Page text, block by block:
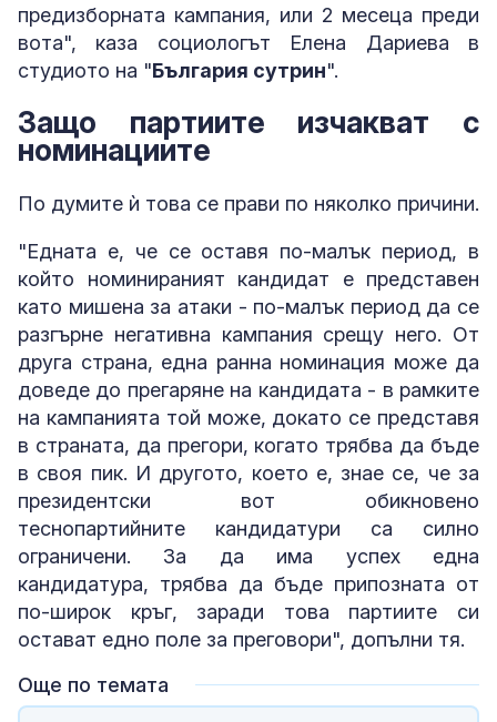
предизборната кампания, или 2 месеца преди
вота", каза социологът Елена Дариева в
студиото на "България сутрин".
Защо партиите изчакват с
номинациите
По думите ѝ това се прави по няколко причини.
"Едната е, че се оставя по-малък период, в
който номинираният кандидат е представен
като мишена за атаки - по-малък период да се
разгърне негативна кампания срещу него. От
друга страна, една ранна номинация може да
доведе до прегаряне на кандидата - в рамките
на кампанията той може, докато се представя
в страната, да прегори, когато трябва да бъде
в своя пик. И другото, което е, знае се, че за
президентски вот обикновено
теснопартийните кандидатури са силно
ограничени. За да има успех една
кандидатура, трябва да бъде припозната от
по-широк кръг, заради това партиите си
остават едно поле за преговори", допълни тя.
Още по темата